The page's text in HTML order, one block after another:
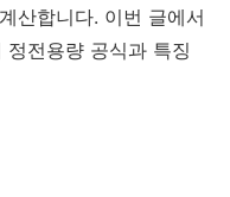
산합니다. 이번 글에서
전용량 공식과 특징